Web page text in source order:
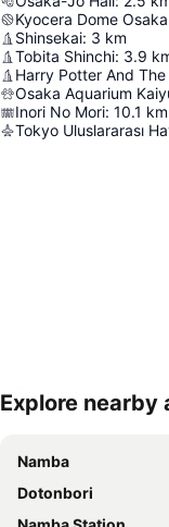
Kyocera Dome Osaka
Shinsekai: 3 km
Tobita Shinchi: 3.9
Harry Potter And
Osaka Aquarium
Inori No Mori: 10.1 km
Tokyo Uluslararası
Haritayı genişlet
Explore
Namba
Dotonbori